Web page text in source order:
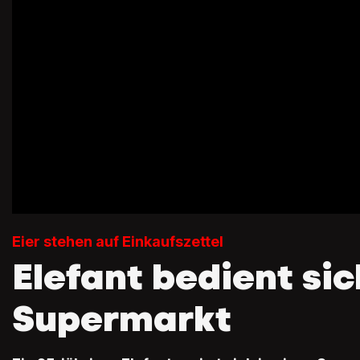
Eier stehen auf Einkaufszettel
Elefant bedient
Supermarkt